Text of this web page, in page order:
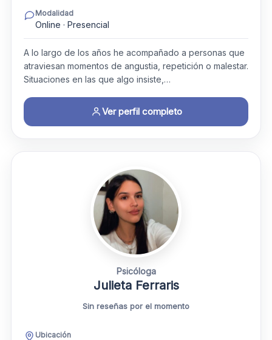
Modalidad
Online · Presencial
A lo largo de los años he acompañado a personas que
atraviesan momentos de angustia, repetición o malestar.
Situaciones en las que algo insiste,…
Ver perfil completo
Psicóloga
Julieta Ferraris
Sin reseñas por el momento
Ubicación